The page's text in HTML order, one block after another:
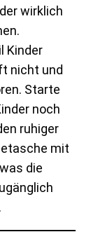
wirklich
Kinder
nicht und
Starte
noch
ruhiger
mit
die